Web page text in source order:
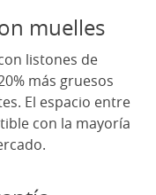
muelles
listones de
más gruesos
El espacio entre
con la mayoría